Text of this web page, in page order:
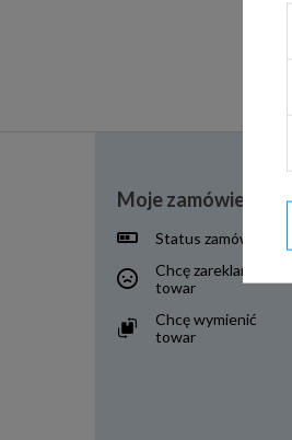
Moje zamówienie
Status zamówienia
Chcę zareklamować
towar
Chcę wymienić
towar